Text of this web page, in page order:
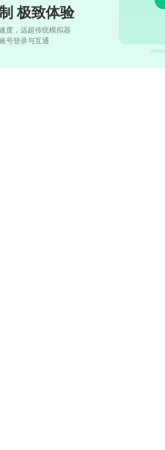
极致体验
度，远超传统模拟器
号登录与互通